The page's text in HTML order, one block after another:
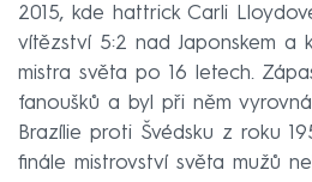
2015, kde hattrick Carli
vítězství 5:2 nad Japonskem a
mistra světa po 16 letech.
fanoušků a byl při něm
Brazílie proti Švédsku z roku
finále mistrovství světa mužů